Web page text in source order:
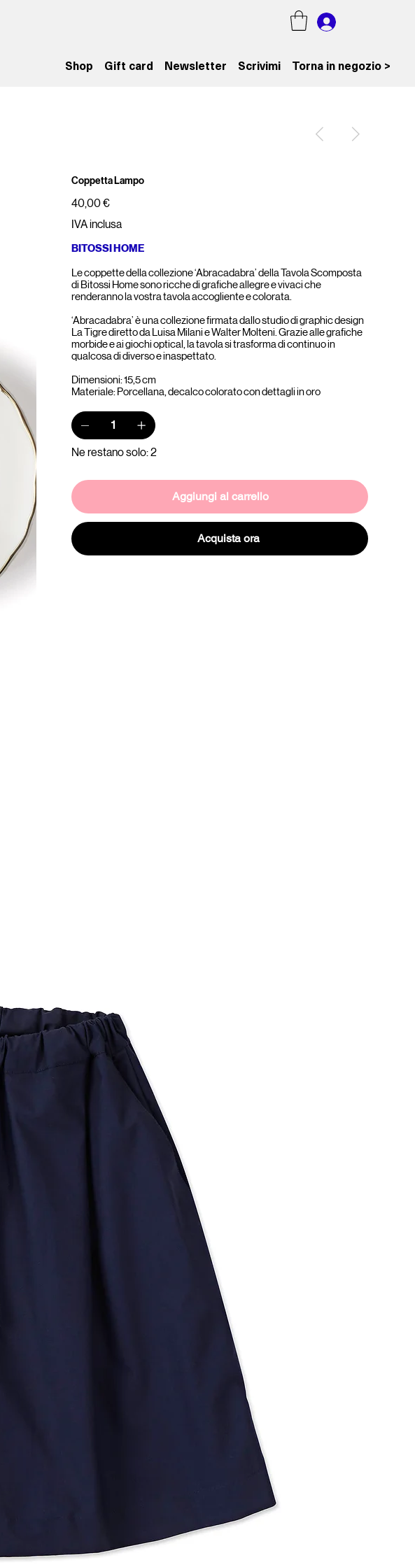
Shop Gift card Newsletter Scrivimi Torna in negozio >
Coppetta Lampo
Prezzo
40,00 €
IVA inclusa
BITOSSI HOME
Le coppette della collezione ‘Abracadabra’ della Tavola Scomposta
di Bitossi Home sono ricche di grafiche allegre e vivaci che
renderanno la vostra tavola accogliente e colorata.
‘Abracadabra’ è una collezione firmata dallo studio di graphic design
La Tigre diretto da Luisa Milani e Walter Molteni. Grazie alle grafiche
morbide e ai giochi optical, la tavola si trasforma di continuo in
qualcosa di diverso e inaspettato.
Dimensioni: 15,5 cm
Materiale: Porcellana, decalco colorato con dettagli in oro
Ne restano solo: 2
Aggiungi al carrello
Acquista ora